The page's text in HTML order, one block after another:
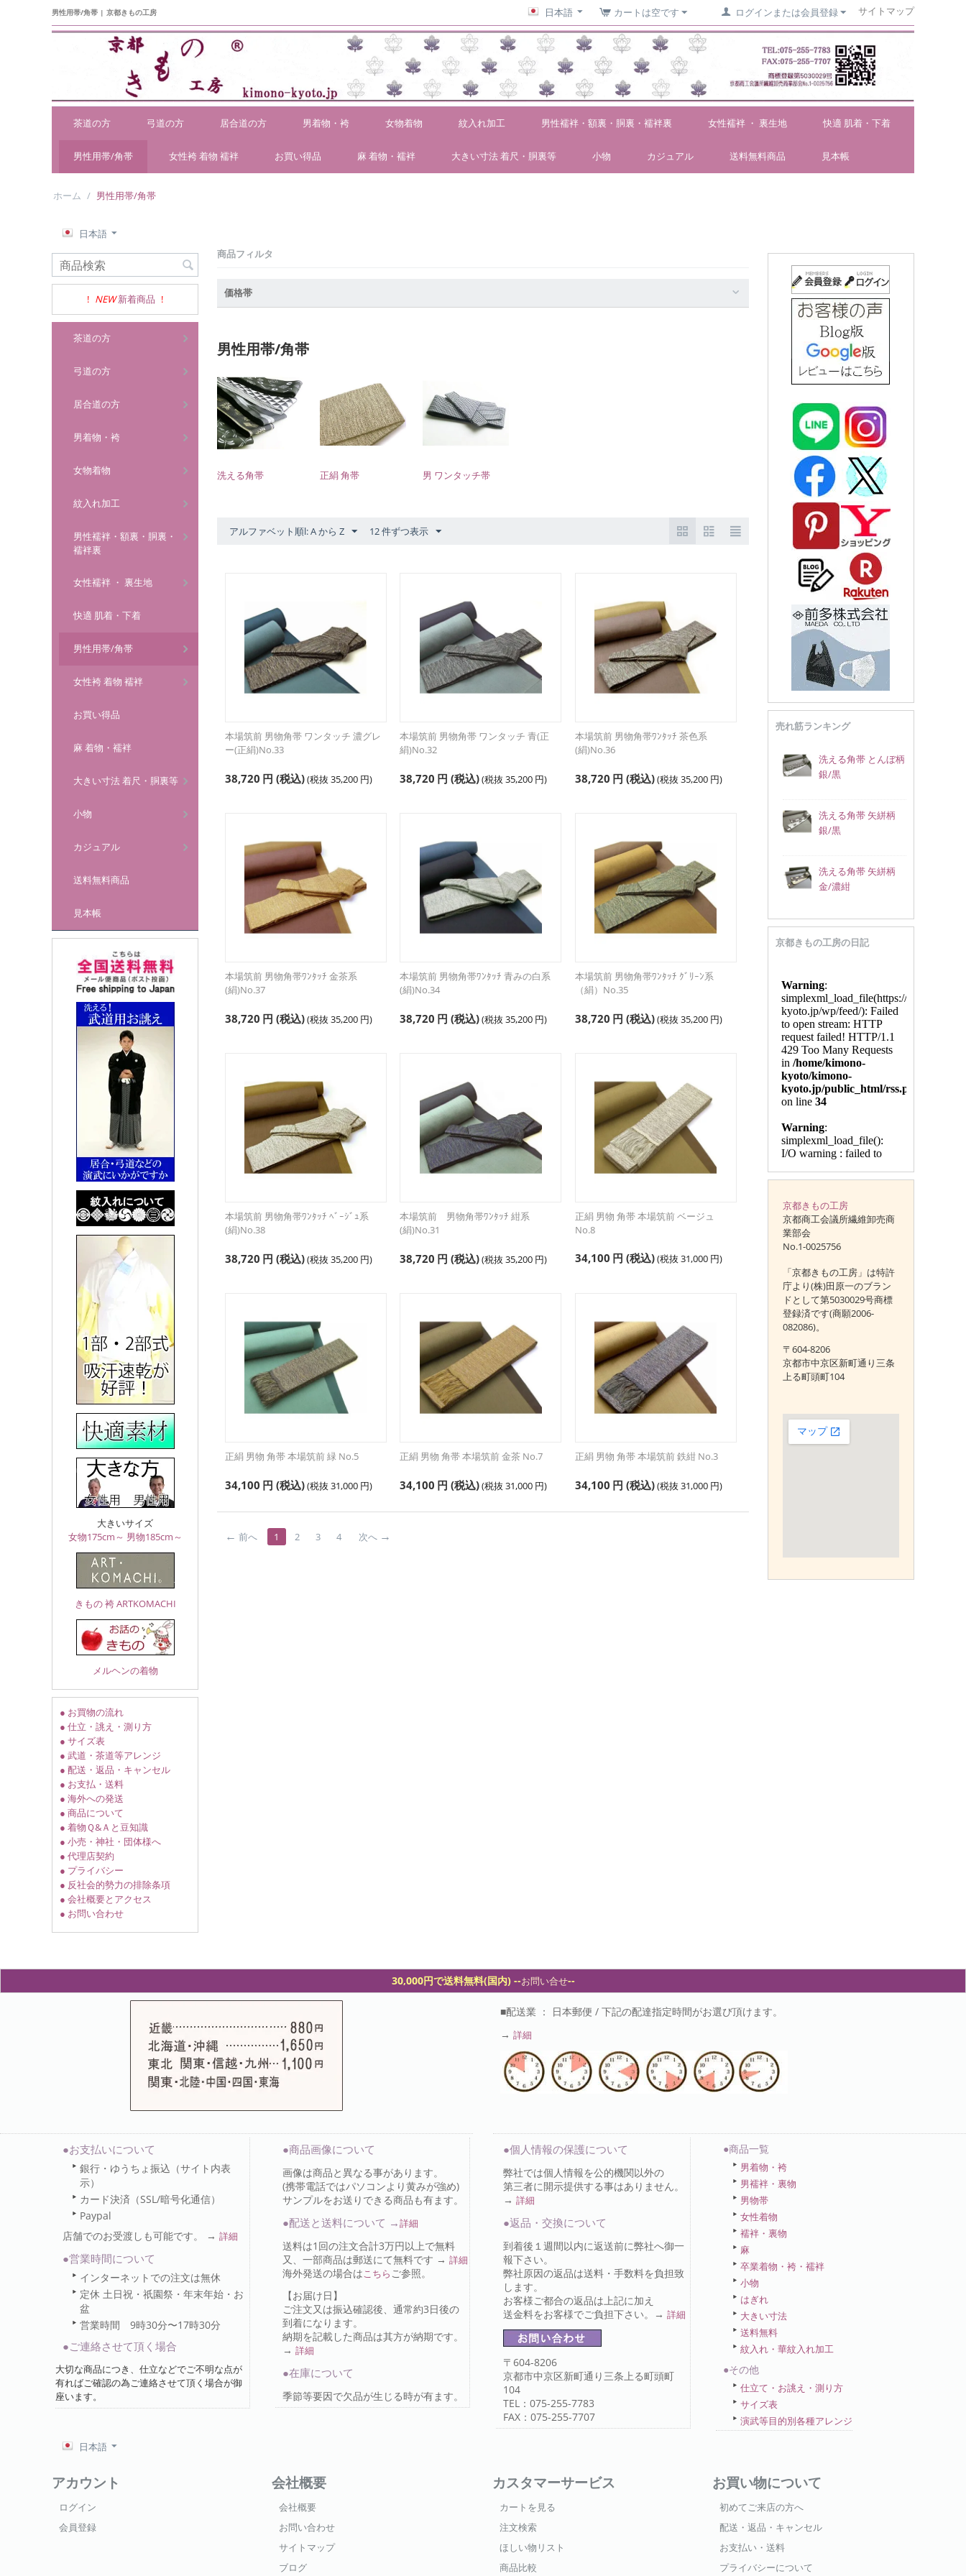
男性用帯/角帯 | 京都きもの工房 サイトマップ
ログインまたは会員登録
カートは空です
日本語
茶道の方 弓道の方 居合道の方 男着物・袴 女物着物 紋入れ加工 男性襦袢・額裏・胴裏・襦袢裏 女性襦袢 ・ 裏生地 快適 肌着・下着
男性用帯/角帯 女性袴 着物 襦袢 お買い得品 麻 着物・襦袢 大きい寸法 着尺・胴裏等 小物 カジュアル 送料無料商品 見本帳
ホーム / 男性用帯/角帯
日本語
! NEW 新着商品 !
茶道の方
弓道の方
居合道の方
男着物・袴
女物着物
紋入れ加工
男性襦袢・額裏・胴裏・
襦袢裏
女性襦袢 ・ 裏生地
快適 肌着・下着
男性用帯/角帯
女性袴 着物 襦袢
お買い得品
麻 着物・襦袢
大きい寸法 着尺・胴裏等
小物
カジュアル
送料無料商品
見本帳
大きいサイズ
女物175cm～ 男物185cm～
きもの 袴 ARTKOMACHI
メルヘンの着物
● お買物の流れ
● 仕立・誂え・測り方
● サイズ表
● 武道・茶道等アレンジ
● 配送・返品・キャンセル
● お支払・送料
● 海外への発送
● 商品について
● 着物Ｑ&Ａと豆知識
● 小売・神社・団体様へ
● 代理店契約
● プライバシー
● 反社会的勢力の排除条項
● 会社概要とアクセス
● お問い合わせ
商品フィルタ
価格帯
男性用帯/角帯
洗える角帯 正絹 角帯 男 ワンタッチ帯
アルファベット順l: A から Z 12 件ずつ表示
本場筑前 男物角帯 ワンタッチ 濃グレ
ー(正絹)No.33
38,720 円 (税込)(税抜 35,200 円)
本場筑前 男物角帯 ワンタッチ 青(正
絹)No.32
38,720 円 (税込)(税抜35,200 円)
本場筑前 男物角帯ﾜﾝﾀｯﾁ 茶色系
(絹)No.36
38,720 円 (税込)(税抜 35,200 円)
本場筑前 男物角帯ﾜﾝﾀｯﾁ 金茶系
(絹)No.37
38,720 円 (税込)(税抜 35,200 円)
本場筑前 男物角帯ﾜﾝﾀｯﾁ 青みの白系
(絹)No.34
38,720 円 (税込)(税抜35,200 円)
本場筑前 男物角帯ﾜﾝﾀｯﾁ ｸﾞﾘｰﾝ系
（絹）No.35
38,720 円 (税込)(税抜 35,200 円)
本場筑前 男物角帯ﾜﾝﾀｯﾁ ﾍﾞｰｼﾞｭ系
(絹)No.38
38,720 円 (税込)(税抜 35,200 円)
本場筑前 男物角帯ﾜﾝﾀｯﾁ 紺系
(絹)No.31
38,720 円 (税込)(税抜35,200 円)
正絹 男物 角帯 本場筑前 ベージュ
No.8
34,100 円 (税込)(税抜 31,000 円)
正絹 男物 角帯 本場筑前 緑 No.5
34,100 円 (税込)(税抜 31,000 円)
正絹 男物 角帯 本場筑前 金茶 No.7
34,100 円 (税込)(税抜31,000 円)
正絹 男物 角帯 本場筑前 鉄紺 No.3
34,100 円 (税込)(税抜 31,000 円)
前へ 1 2 3 4 次へ
売れ筋ランキング
洗える角帯 とんぼ柄
銀/黒
洗える角帯 矢絣柄
銀/黒
洗える角帯 矢絣柄
金/濃紺
京都きもの工房の日記
京都きもの工房
京都商工会議所繊維卸売商
業部会
No.1-0025756
「京都きもの工房」は特許
庁より(株)田原一のブラン
ドとして第5030029号商標
登録済です(商願2006-
082086)。
〒604-8206
京都市中京区新町通り三条
上る町頭町104
30,000円で送料無料(国内) --お問い合せ--
■配送業 ： 日本郵便 / 下記の配達指定時間がお選び頂けます。
→詳細
●お支払いについて
銀行・ゆうちょ振込（サイト内表
示）
カード決済（SSL/暗号化通信）
Paypal
店舗でのお受渡しも可能です。 → 詳細
●営業時間について
インターネットでの注文は無休
定休 土日祝・祇園祭・年末年始・お
盆
営業時間 9時30分〜17時30分
●ご連絡させて頂く場合
大切な商品につき、仕立などでご不明な点が
有ればご確認の為ご連絡させて頂く場合が御
座います。
●商品画像について
画像は商品と異なる事があります。
(携帯電話ではパソコンより黄みが強め)
サンプルをお送りできる商品も有ます。
●配送と送料について →詳細
送料は1回の注文合計3万円以上で無料
又、一部商品は郵送にて無料です →詳細
海外発送の場合はこちら ご参照。
【お届け日】
ご注文又は振込確認後、通常約3日後の
到着になります。
納期を記載した商品は其方が納期です。
→詳細
●在庫について
季節等要因で欠品が生じる時が有ます。
●個人情報の保護について
弊社では個人情報を公的機関以外の
第三者に開示提供する事はありません。
→ 詳細
●返品・交換について
到着後１週間以内に返送前に弊社へ御一
報下さい。
弊社原因の返品は送料・手数料を負担致
します。
お客様ご都合の返品は上記に加え
送金料をお客様でご負担下さい。→ 詳細
〒604-8206
京都市中京区新町通り三条上る町頭町
104
TEL：075-255-7783
FAX：075-255-7707
●商品一覧
男着物・袴
男襦袢・裏物
男物帯
女性着物
襦袢・裏物
麻
卒業着物・袴・襦袢
小物
はぎれ
大きい寸法
送料無料
紋入れ・華紋入れ加工
●その他
仕立て・お誂え・測り方
サイズ表
演武等目的別各種アレンジ
日本語
アカウント
ログイン
会員登録
会社概要
会社概要
お問い合わせ
サイトマップ
ブログ
カスタマーサービス
カートを見る
注文検索
ほしい物リスト
商品比較
お買い物について
初めてご来店の方へ
配送・返品・キャンセル
お支払い・送料
プライバシーについて